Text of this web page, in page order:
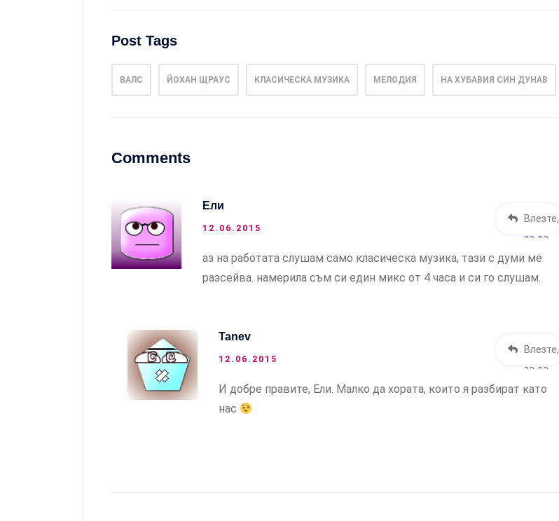
Post Tags
ВАЛС ЙОХАН ЩРАУС КЛАСИЧЕСКА МУЗИКА МЕЛОДИЯ НА ХУБАВИЯ СИН ДУНАВ
Comments
Ели
12.06.2015
Влезте,
за да
отговор
ите
аз на работата слушам само класическа музика, тази с думи ме
разсейва. намерила съм си един микс от 4 часа и си го слушам.
Tanev
12.06.2015
Влезте,
за да
отговор
И добре правите, Ели. Малко да хората, които я разбират като
нас